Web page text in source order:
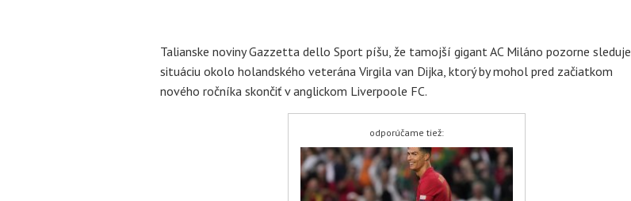
Talianske noviny Gazzetta dello Sport píšu, že tamojší gigant AC Miláno pozorne sleduje
situáciu okolo holandského veterána Virgila van Dijka, ktorý by mohol pred začiatkom
nového ročníka skončiť v anglickom Liverpoole FC.
odporúčame tiež: